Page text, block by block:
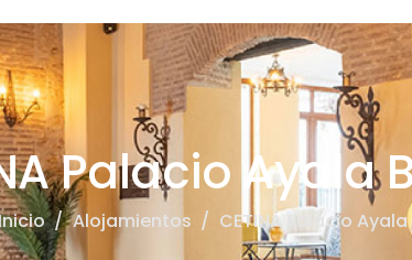
Palacio Ayala
/ Alojamientos / CETINA Palacio